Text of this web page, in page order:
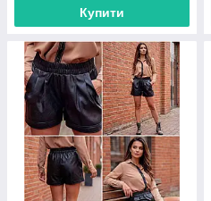
Купити